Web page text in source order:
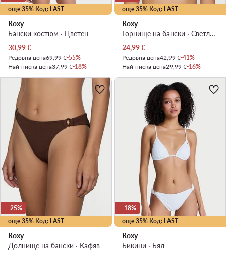
още 35% Код: LAST
Roxy
Бански костюм · Цветен
Актуална цена
30,99€
Редовна цена69,99 €-55%
Най-ниска цена37,99 €-18%
още 35% Код: LAST
Roxy
Горнище на бански · Светлосин
Актуална цена
24,99€
Редовна цена42,99 €-41%
Най-ниска цена29,99 €-16%
още 35% Код: LAST
-25%
Roxy
Долнище на бански · Кафяв
още 35% Код: LAST
-18%
Roxy
Бикини · Бял